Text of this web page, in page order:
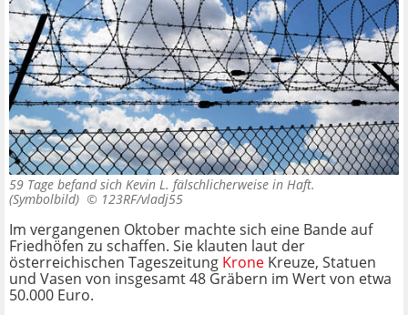
59 Tage befand sich Kevin L. fälschlicherweise in Haft.
(Symbolbild) © 123RF/vladj55
Im vergangenen Oktober machte sich eine Bande auf
Friedhöfen zu schaffen. Sie klauten laut der
österreichischen Tageszeitung Krone Kreuze, Statuen
und Vasen von insgesamt 48 Gräbern im Wert von etwa
50.000 Euro.